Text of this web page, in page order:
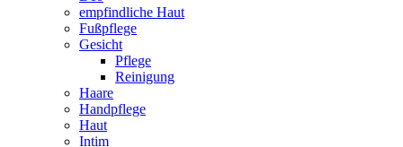
empfindliche Haut
Fußpflege
Gesicht
Pflege
Reinigung
Haare
Handpflege
Haut
Intim